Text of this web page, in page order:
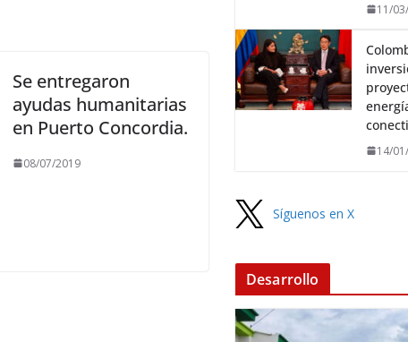
Se entregaron
ayudas humanitarias
en Puerto Concordia.
08/07/2019
11/
14/
Síguenos en X
Desarrollo